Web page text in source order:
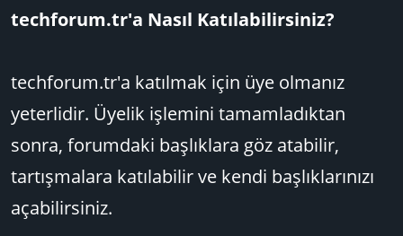
techforum.tr'a Nasıl Katılabilirsiniz?
techforum.tr'a katılmak için üye olmanız
yeterlidir. Üyelik işlemini tamamladıktan
sonra, forumdaki başlıklara göz atabilir,
tartışmalara katılabilir ve kendi başlıklarınızı
açabilirsiniz.